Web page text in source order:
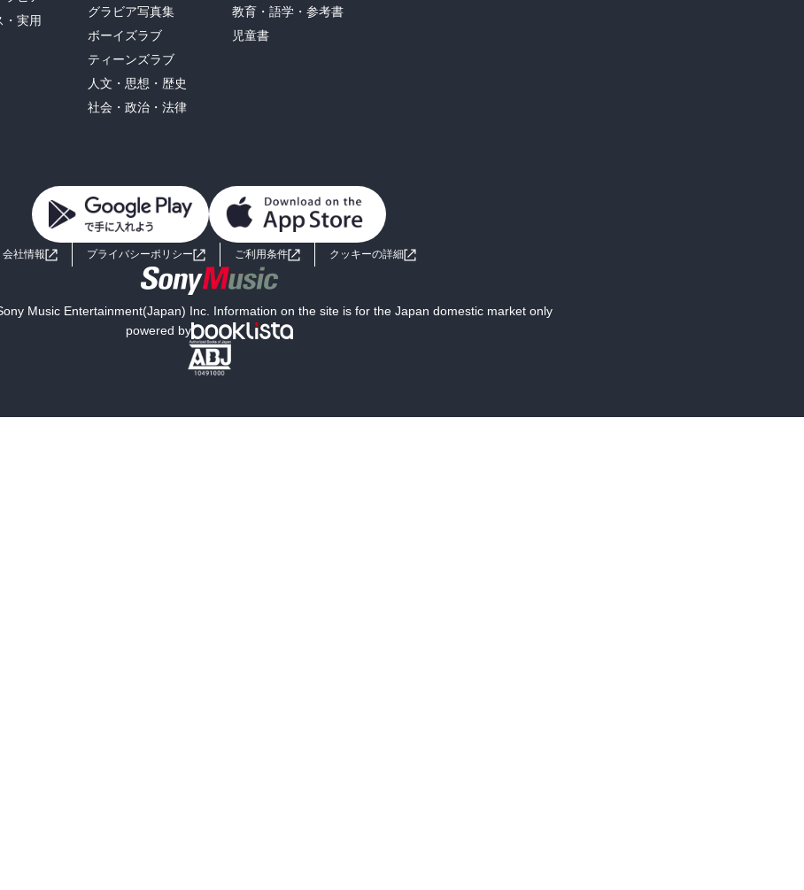
いったショーペンハウアーや「極端な知力は極端な狂気ときわめて
げるまでもなく、「天才と狂人は紙一重」という一般人の常識を是
必要なのは、このためである。
く、人生を通じてなされていき、その間評価されるわけでもなく、
なことがあっても、信念や情熱、あるいはコンプレックスの克服の
後時間がたってからが多い）その成果が、人類文化レベルの新しい
「天才」と呼ばれるようになるのだろう。
・実用
グラビア写真集
ボーイズラブ
ティーンズラブ
人文・思想・歴史
社会・政治・法律
教育・語学・参考書
児童書
会社情報 プライバシーポリシー ご利用条件 クッキーの詳細
Music Entertainment(Japan) Inc. Information on the site is for the Japan domestic market only
powered by